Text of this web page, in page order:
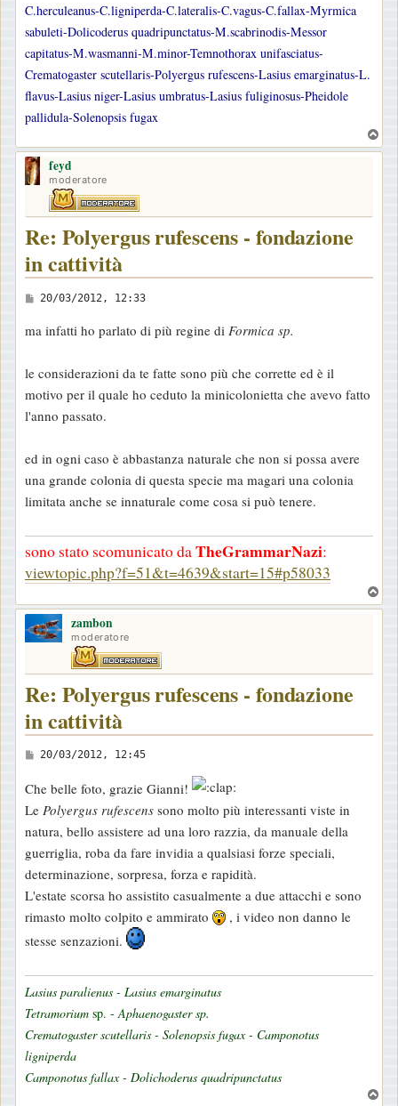
C.herculeanus-C.ligniperda-C.lateralis-C.vagus-C.fallax-Myrmica
sabuleti-Dolicoderus quadripunctatus-M.scabrinodis-Messor
capitatus-M.wasmanni-M.minor-Temnothorax unifasciatus-
Crematogaster scutellaris-Polyergus rufescens-Lasius emarginatus-L.
flavus-Lasius niger-Lasius umbratus-Lasius fuliginosus-Pheidole
pallidula-Solenopsis fugax
o
feyd
moderatore
Re: Polyergus rufescens - fondazione
in cattività
M
s
a
g
g
o
20/03/2012, 12:33
ma infatti ho parlato di più regine di Formica sp.
le considerazioni da te fatte sono più che corrette ed è il
motivo per il quale ho ceduto la minicolonietta che avevo fatto
l'anno passato.
ed in ogni caso è abbastanza naturale che non si possa avere
una grande colonia di questa specie ma magari una colonia
limitata anche se innaturale come cosa si può tenere.
sono stato scomunicato daTheGrammarNazi:
viewtopic.php?f=51&t=4639&start=15#p58033
o
zambon
moderatore
Re: Polyergus rufescens - fondazione
in cattività
M
s
s
a
g
g
i
o
20/03/2012, 12:45
Che belle foto, grazie Gianni!
Le Polyergus rufescens sono molto più interessanti viste in
natura, bello assistere ad una loro razzia, da manuale della
guerriglia, roba da fare invidia a qualsiasi forze speciali,
determinazione, sorpresa, forza e rapidità.
L'estate scorsa ho assistito casualmente a due attacchi e sono
rimasto molto colpito e ammirato
, i video non danno le
stesse senzazioni.
Lasius paralienus - Lasius emarginatus
Tetramorium sp. - Aphaenogaster sp.
Crematogaster scutellaris - Solenopsis fugax - Camponotus
ligniperda
Camponotus fallax - Dolichoderus quadripunctatus